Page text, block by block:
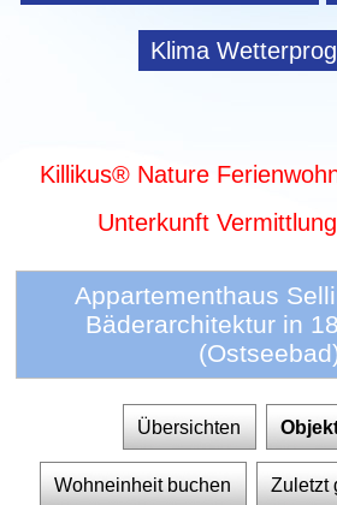
Klima
Killikus® Nature
Unterkunft
Appartementhaus
Bäderarchitektur in
Übersichten
Wohneinheit buchen Zuletzt